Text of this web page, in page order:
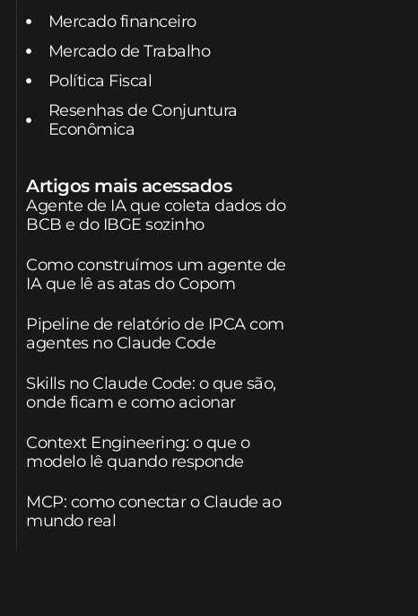
Mercado financeiro
Mercado de Trabalho
Política Fiscal
Resenhas de Conjuntura
Econômica
Artigos mais acessados
Agente de IA que coleta dados do
BCB e do IBGE sozinho
Como construímos um agente de
IA que lê as atas do Copom
Pipeline de relatório de IPCA com
agentes no Claude Code
Skills no Claude Code: o que são,
onde ficam e como acionar
Context Engineering: o que o
modelo lê quando responde
MCP: como conectar o Claude ao
mundo real